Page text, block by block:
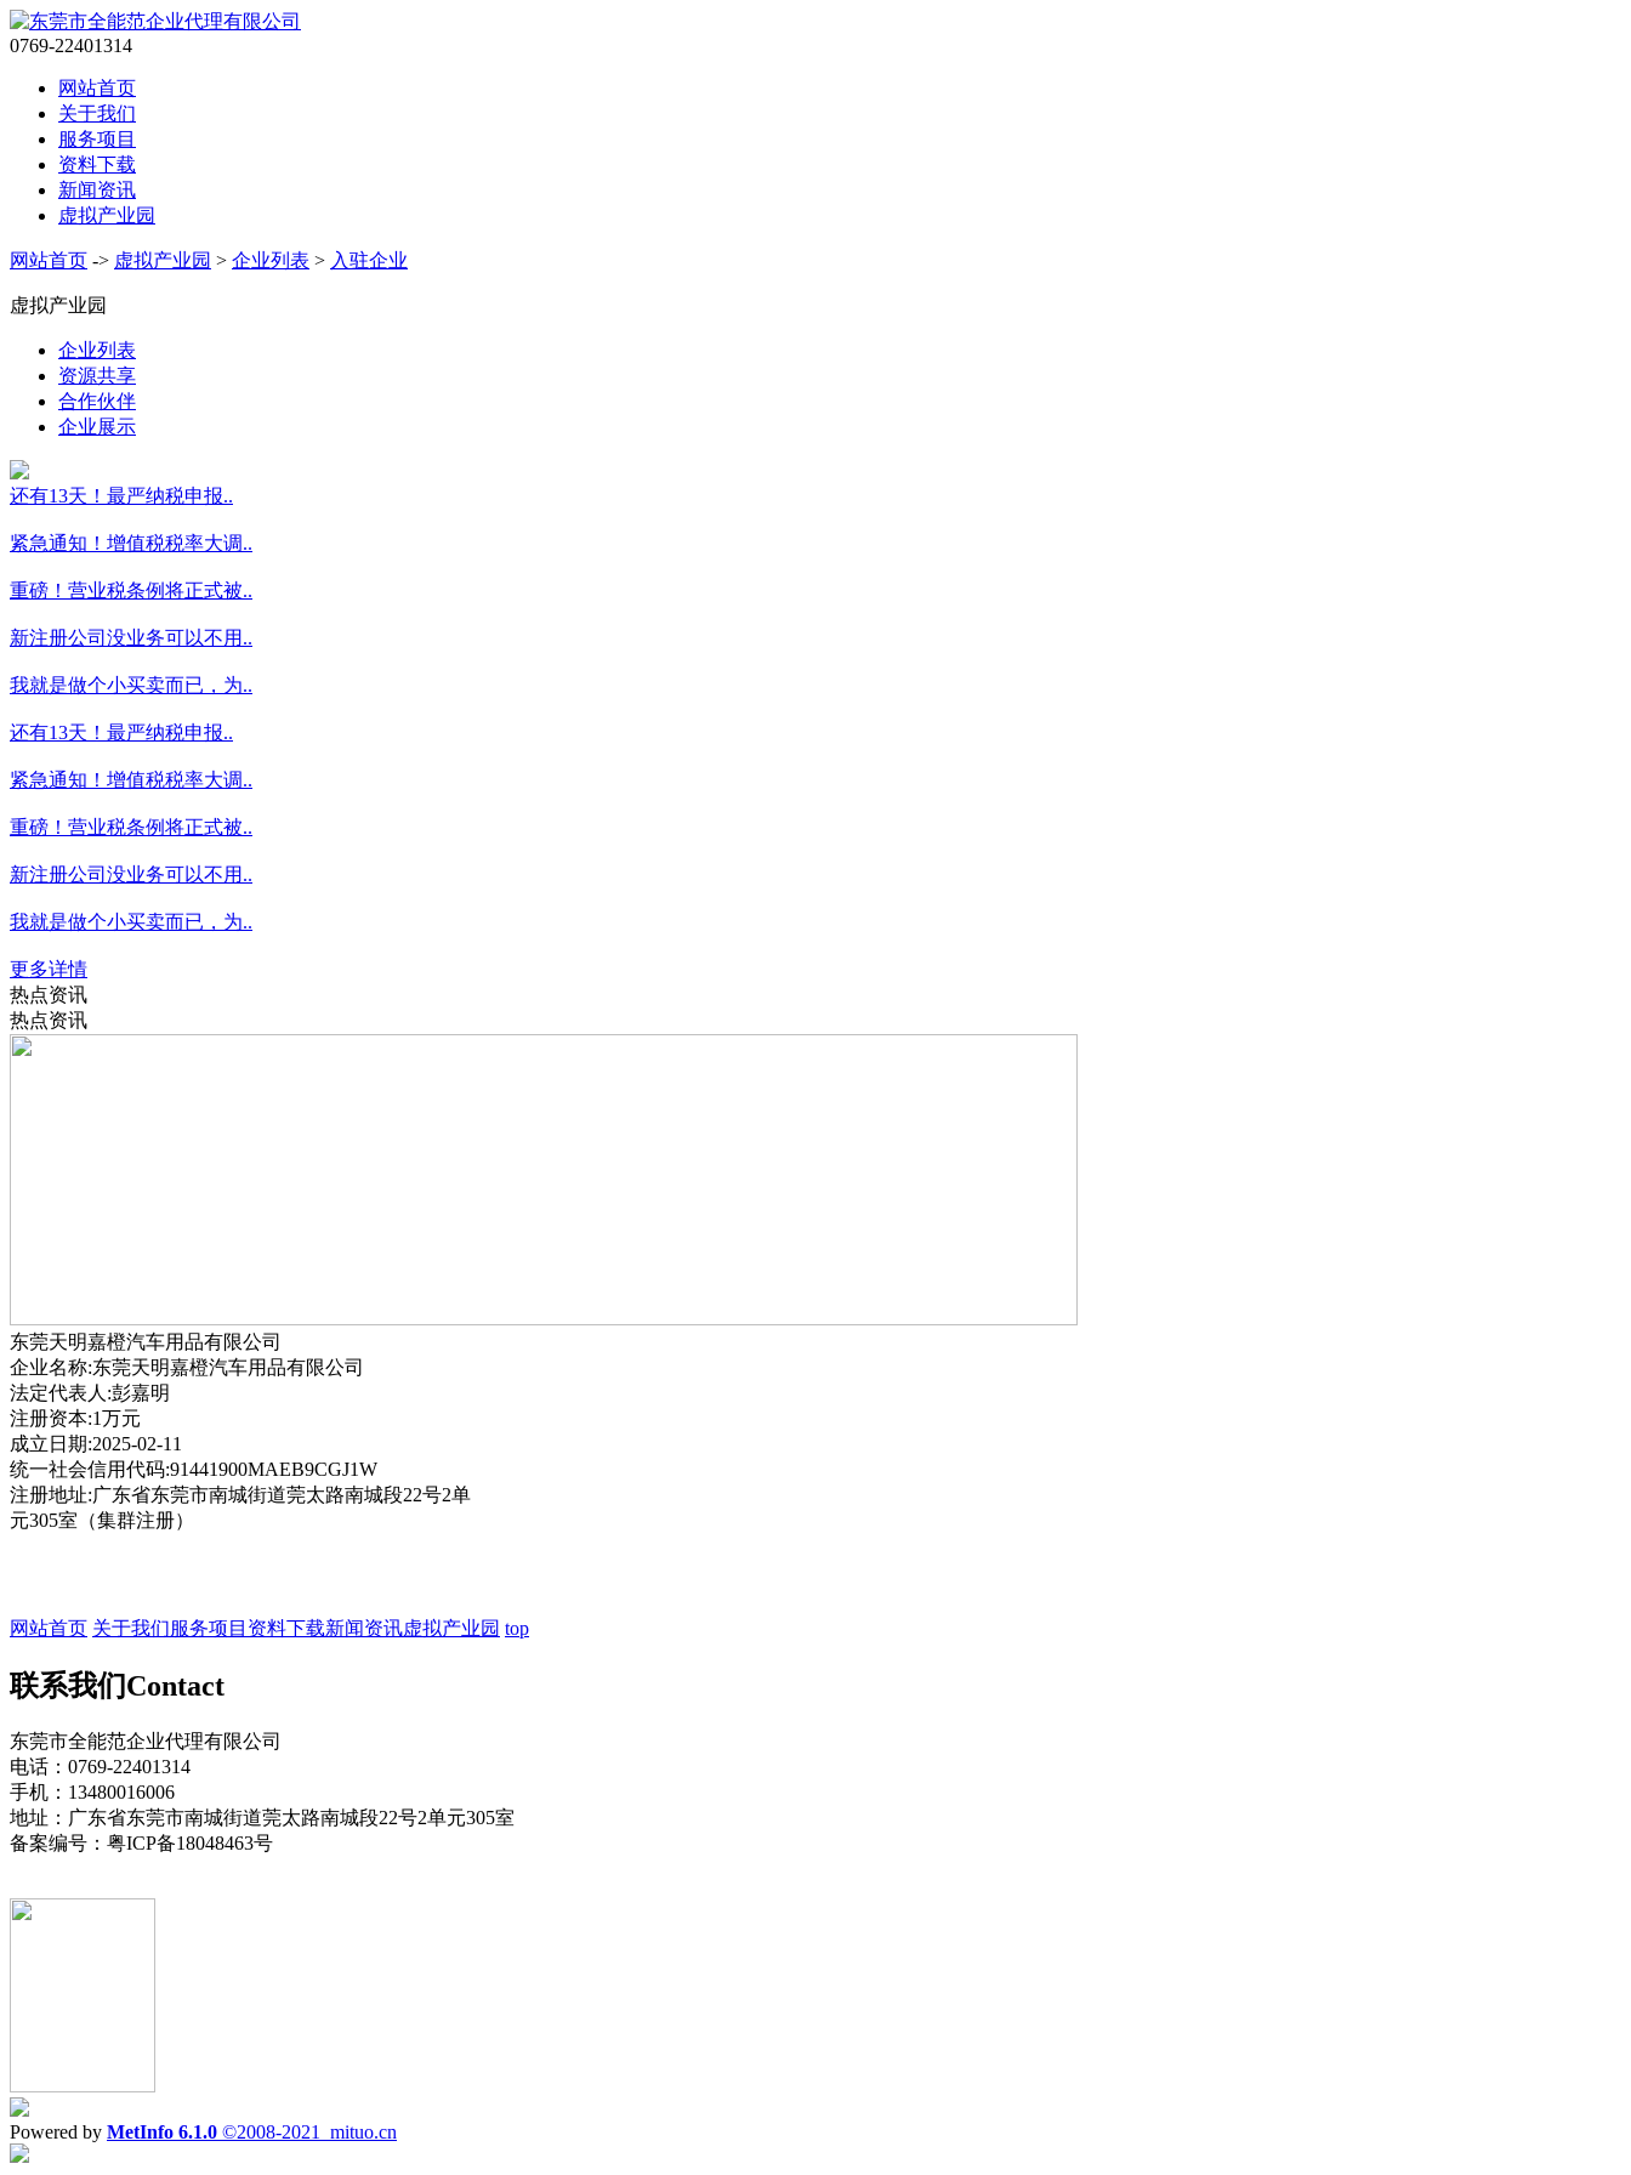
0769-22401314
网站首页
关于我们
服务项目
资料下载
新闻资讯
虚拟产业园
网站首页 -> 虚拟产业园 > 企业列表 > 入驻企业
虚拟产业园
企业列表
资源共享
合作伙伴
企业展示
还有13天！最严纳税申报..
紧急通知！增值税税率大调..
重磅！营业税条例将正式被..
新注册公司没业务可以不用..
我就是做个小买卖而已，为..
还有13天！最严纳税申报..
紧急通知！增值税税率大调..
重磅！营业税条例将正式被..
新注册公司没业务可以不用..
我就是做个小买卖而已，为..
更多详情
热点资讯
热点资讯
东莞天明嘉橙汽车用品有限公司
企业名称:东莞天明嘉橙汽车用品有限公司
法定代表人:彭嘉明
注册资本:1万元
成立日期:2025-02-11
统一社会信用代码:91441900MAEB9CGJ1W
注册地址:广东省东莞市南城街道莞太路南城段22号2单
元305室（集群注册）
网站首页 关于我们服务项目 资料下载新闻资讯虚拟产业园 top
联系我们Contact
东莞市全能范企业代理有限公司
电话：0769-22401314
手机：13480016006
地址：广东省东莞市南城街道莞太路南城段22号2单元305室
备案编号：粤ICP备18048463号
Powered by MetInfo 6.1.0 ©2008-2021 mituo.cn